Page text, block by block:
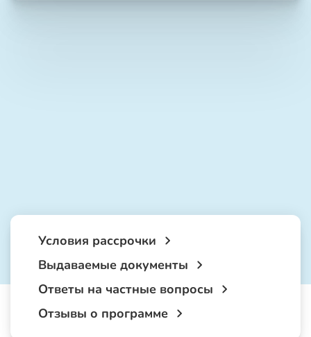
Условия рассрочки
Выдаваемые документы
Ответы на частные вопросы
Отзывы о программе